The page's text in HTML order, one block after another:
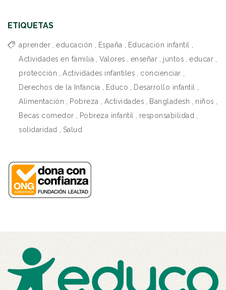
ETIQUETAS
aprender educación España Educación infantil
Actividades en familia
Valores enseñar juntos educar
protección
Actividades infantiles concienciar
Derechos de la Infancia
Educo Desarrollo infantil
Alimentación
Pobreza Actividades Bangladesh niños
Becas comedor
Pobreza infantil responsabilidad
solidaridad
Salud